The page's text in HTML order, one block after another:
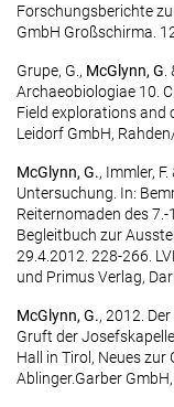
Forschungsberichte
GmbH Großschirma.
Grupe, G., McGlynn, G
Archaeobiologiae 10.
Field explorations and
Leidorf GmbH,
McGlynn, G., Immler,
Untersuchung. In:
Reiternomaden des
Begleitbuch zur
29.4.2012. 228-266.
und Primus Verlag,
McGlynn, G., 2012.
Gruft der
Hall in Tirol, Neues zur
Ablinger.Garber GmbH,